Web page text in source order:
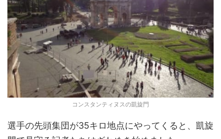
コンスタンティヌスの凱旋門
選手の先頭集団が35キロ地点にやってくると、凱旋